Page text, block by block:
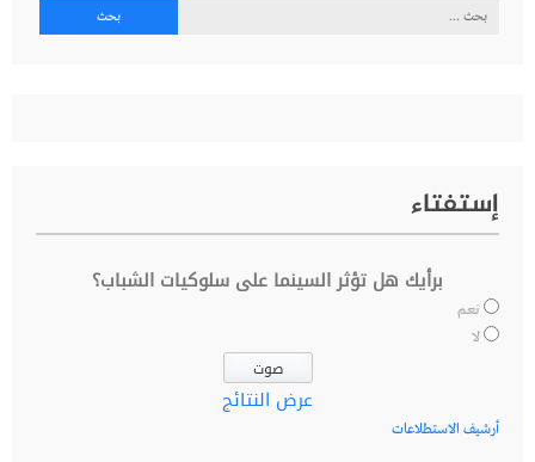
البحث
إستفتاء
برأيك هل تؤثر السينما على سلوكيات الشباب؟
نعم
لا
عرض النتائج
أرشيف الاستطلاعات